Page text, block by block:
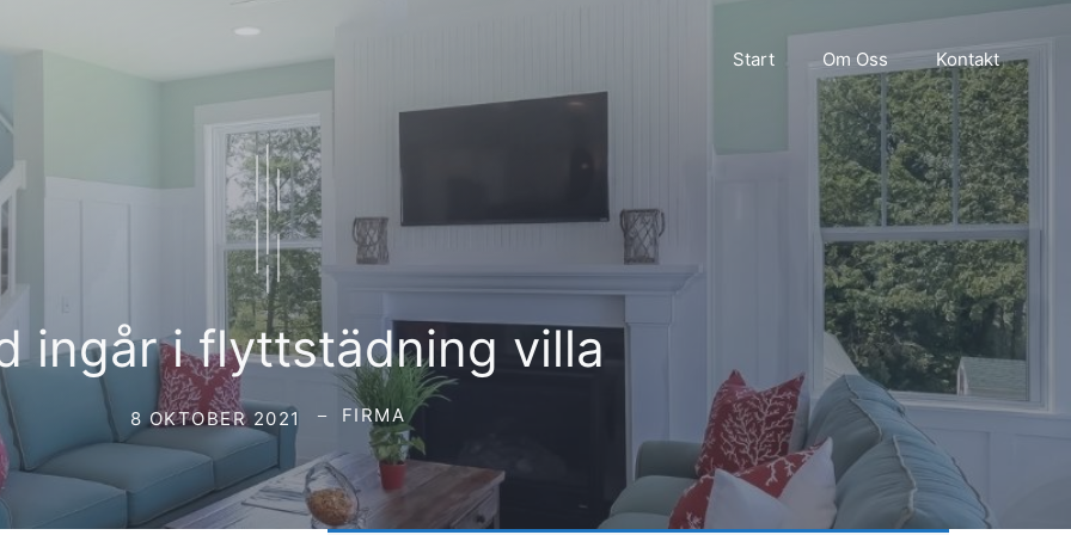
Start Om Oss Kontakt
ingår i flyttstädning villa
8 OKTOBER 2021 FIRMA